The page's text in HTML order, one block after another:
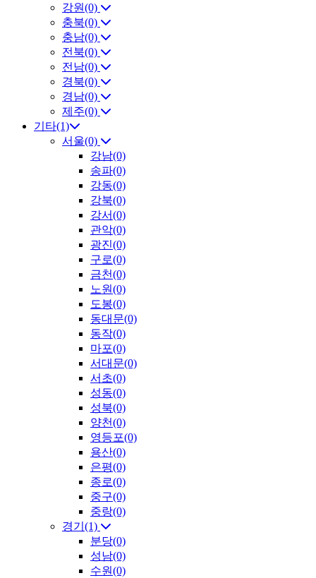
강원(0)
충북(0)
충남(0)
전북(0)
전남(0)
경북(0)
경남(0)
제주(0)
기타(1)
서울(0)
강남(0)
송파(0)
강동(0)
강북(0)
강서(0)
관악(0)
광진(0)
구로(0)
금천(0)
노원(0)
도봉(0)
동대문(0)
동작(0)
마포(0)
서대문(0)
서초(0)
성동(0)
성북(0)
양천(0)
영등포(0)
용산(0)
은평(0)
종로(0)
중구(0)
중랑(0)
경기(1)
분당(0)
성남(0)
수원(0)